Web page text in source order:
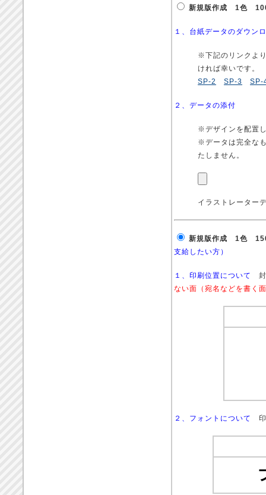
新規版作成 1色
１、台紙データのダウン
※下記のリンクよ
ければ幸いです。
SP-2
SP-3 SP-
２、データの添付
※デザインを配置
※データは完全な
たしません。
イラストレータ
新規版作成 1色
支給したい方）
１、印刷位置について
封
ない面（宛名などを書く
２、フォントについて 印